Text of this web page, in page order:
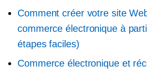
Comment créer votre site
commerce électronique à
étapes faciles)
Commerce électronique et